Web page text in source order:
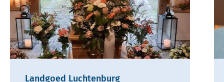
Landgoed Luchtenburg